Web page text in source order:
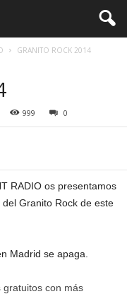
GRANITO ROCK 2014
999 0
RADIO os presentamos
Granito Rock de este
Madrid se apaga.
gratuitos con más